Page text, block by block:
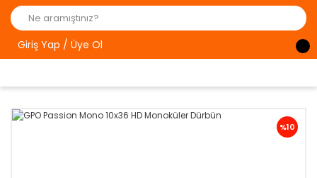
Giriş Yap / Üye Ol
%10